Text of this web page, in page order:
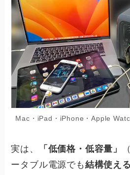
Mac・iPad・iPhone・Apple
実は、 「低価格・低容量」
ータブル電源でも 結構使える